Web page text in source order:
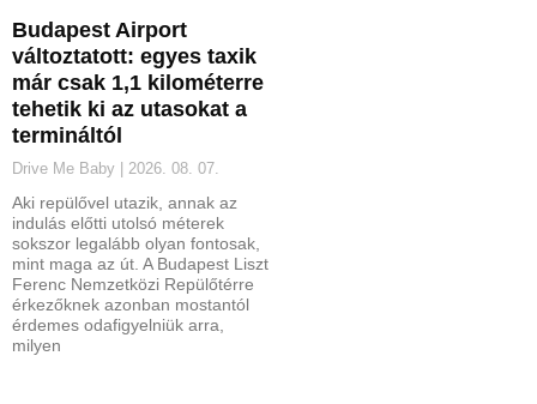
Budapest Airport
változtatott: egyes taxik
már csak 1,1 kilométerre
tehetik ki az utasokat a
termináltól
Drive Me Baby 2026. 08. 07.
Aki repülővel utazik, annak az
indulás előtti utolsó méterek
sokszor legalább olyan fontosak,
mint maga az út. A Budapest Liszt
Ferenc Nemzetközi Repülőtérre
érkezőknek azonban mostantól
érdemes odafigyelniük arra,
milyen